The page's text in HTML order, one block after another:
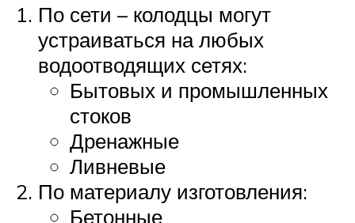
По сети – колодцы могут
устраиваться на любых
водоотводящих сетях:
Бытовых и промышленных
стоков
Дренажные
Ливневые
По материалу изготовления:
Бетонные